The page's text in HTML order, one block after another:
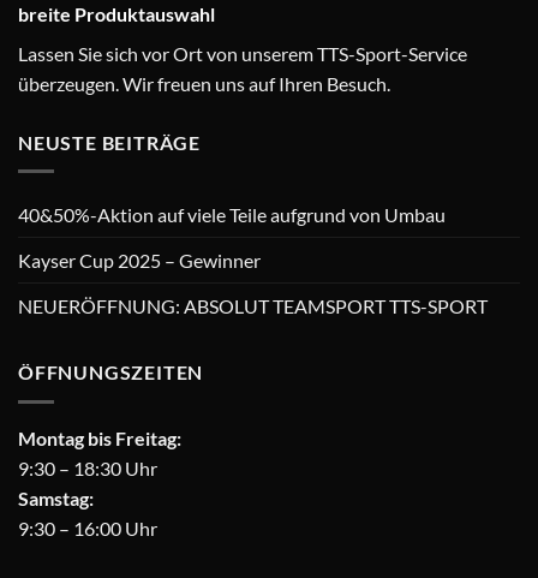
breite Produktauswahl
Lassen Sie sich vor Ort von unserem TTS-Sport-Service
überzeugen. Wir freuen uns auf Ihren Besuch.
NEUSTE BEITRÄGE
40&50%-Aktion auf viele Teile aufgrund von Umbau
Kayser Cup 2025 – Gewinner
NEUERÖFFNUNG: ABSOLUT TEAMSPORT TTS-SPORT
ÖFFNUNGSZEITEN
Montag bis Freitag:
9:30 – 18:30 Uhr
Samstag:
9:30 – 16:00 Uhr